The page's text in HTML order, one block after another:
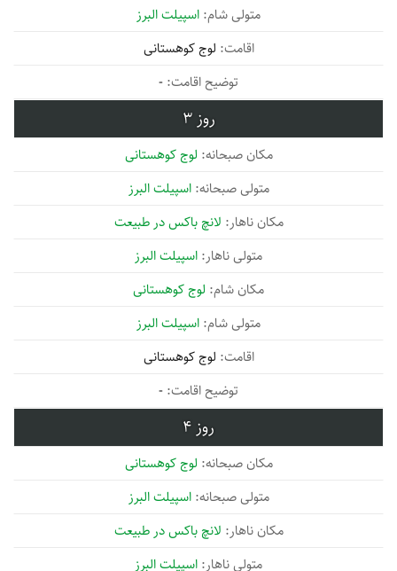
اسپیلت البرز
لوج کوهستانی
-
3
لوج کوهستانی
اسپیلت البرز
لانچ باکس در طبیعت
اسپیلت البرز
لوج کوهستانی
اسپیلت البرز
لوج کوهستانی
-
4
لوج کوهستانی
اسپیلت البرز
لانچ باکس در طبیعت
اسپیلت البرز